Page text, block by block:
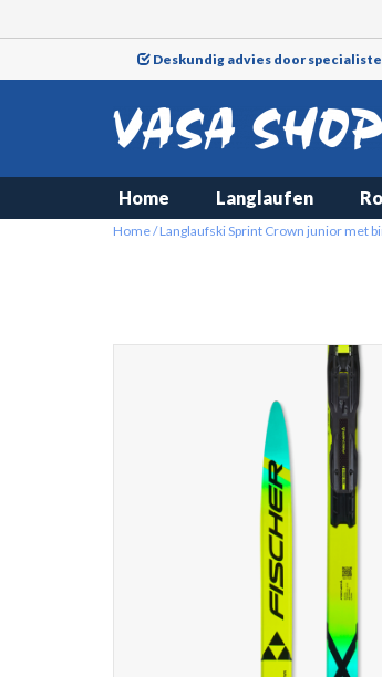
Deskundig advies door
Home Langlaufen
Home/Langlaufski Sprint Crown junior met